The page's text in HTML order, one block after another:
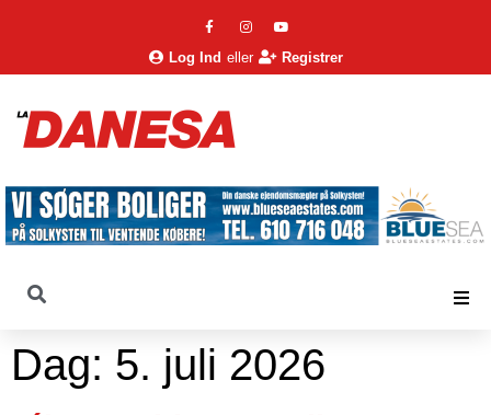
Log Ind eller Registrer
Dag: 5. juli 2026